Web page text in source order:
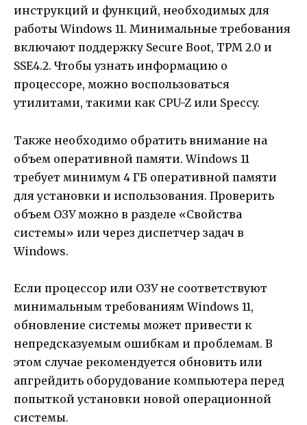
инструкций и функций, необходимых для
работы Windows 11. Минимальные требования
включают поддержку Secure Boot, TPM 2.0 и
SSE4.2. Чтобы узнать информацию о
процессоре, можно воспользоваться
утилитами, такими как CPU-Z или Speccy.
Также необходимо обратить внимание на
объем оперативной памяти. Windows 11
требует минимум 4 ГБ оперативной памяти
для установки и использования. Проверить
объем ОЗУ можно в разделе «Свойства
системы» или через диспетчер задач в
Windows.
Если процессор или ОЗУ не соответствуют
минимальным требованиям Windows 11,
обновление системы может привести к
непредсказуемым ошибкам и проблемам. В
этом случае рекомендуется обновить или
апгрейдить оборудование компьютера перед
попыткой установки новой операционной
системы.